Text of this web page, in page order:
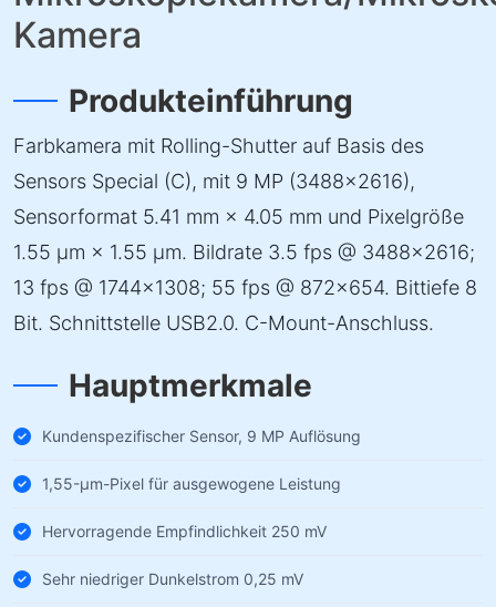
Kamera
Produkteinführung
Farbkamera mit Rolling-Shutter auf Basis des
Sensors Special (C), mit 9 MP (3488×2616),
Sensorformat 5.41 mm × 4.05 mm und Pixelgröße
1.55 µm × 1.55 µm. Bildrate 3.5 fps @ 3488×2616;
13 fps @ 1744×1308; 55 fps @ 872×654. Bittiefe 8
Bit. Schnittstelle USB2.0. C-Mount-Anschluss.
Hauptmerkmale
Kundenspezifischer Sensor, 9 MP Auflösung
1,55-µm-Pixel für ausgewogene Leistung
Hervorragende Empfindlichkeit 250 mV
Sehr niedriger Dunkelstrom 0,25 mV